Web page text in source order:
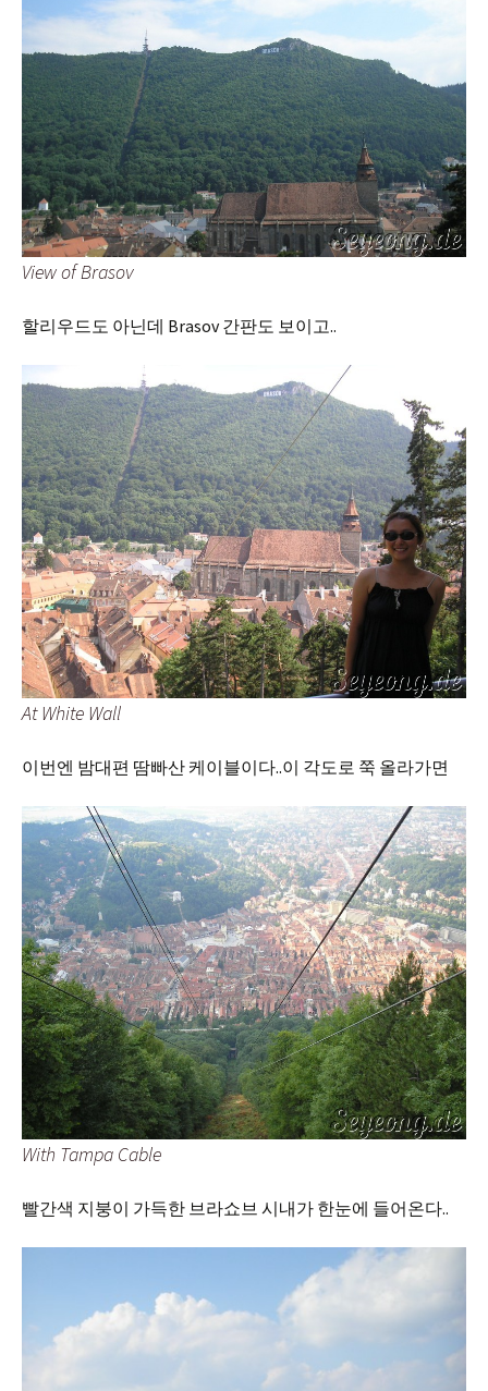
View of Brasov
할리우드도 아닌데 Brasov 간판도 보이고..
At White Wall
이번엔 밤대편 땀빠산 케이블이다..이 각도로 쭉 올라가면
With Tampa Cable
빨간색 지붕이 가득한 브라쇼브 시내가 한눈에 들어온다..